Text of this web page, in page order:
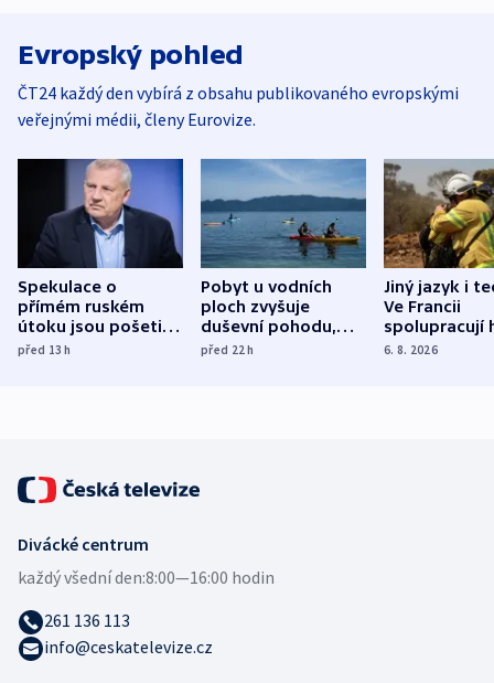
Evropský pohled
ČT24 každý den vybírá z obsahu publikovaného evropskými
veřejnými médii, členy Eurovize.
Spekulace o
přímém ruském
útoku jsou pošetilé,
míní estonský
před 13h
Pobyt u vodních
ploch zvyšuje
duševní pohodu,
ukázala
před 22h
Jiný jazyk i
Ve Francii
spolupracují
různých zemí
6. 8. 2026
Divácké centrum
každý všední den:8:00—16:00 hodin
261 136 113
info@ceskatelevize.cz